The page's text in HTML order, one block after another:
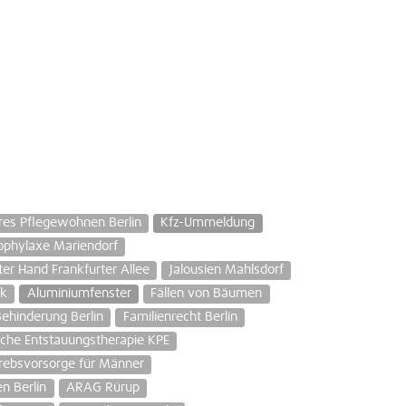
Pflegewohnen Berlin
Kfz-Ummeldung
Mariendorf
Hand Frankfurter Allee
Jalousien Mahlsdorf
Aluminiumfenster
Fällen von Bäumen
Berlin
Familienrecht Berlin
Entstauungstherapie KPE
für Männer
Berlin
ARAG Rürup